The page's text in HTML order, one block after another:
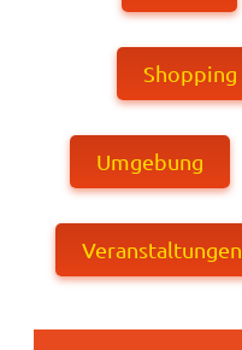
Shopping
Umgebung
Veranstaltungen